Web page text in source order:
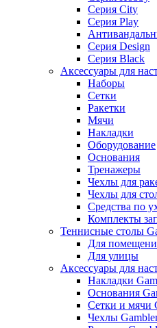
Серия City
Серия Play
Серия Design
Серия Black
Аксессуары для
Наборы
Сетки
Ракетки
Мячи
Накладки
Оборудование
Основания
Тренажеры
Чехлы для
Чехлы для
Средства по
Комплекты
Теннисные столы
Для
Для улицы
Аксессуары для
Накладки
Основания
Сетки и мячи
Чехлы